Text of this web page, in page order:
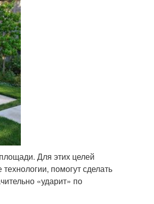
Для этих целей
помогут сделать
«ударит» по